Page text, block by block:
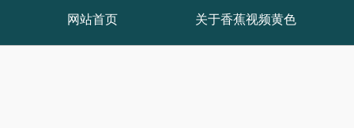
网站首页 关于香蕉视频黄色